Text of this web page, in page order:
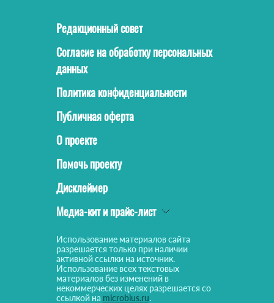
Редакционный совет
Согласие на обработку персональных
данных
Политика конфиденциальности
Публичная оферта
О проекте
Помочь проекту
Дисклеймер
Медиа-кит и прайс-лист
Использование материалов сайта
разрешается только при наличии
активной ссылки на источник.
Использование всех текстовых
материалов без изменений в
некоммерческих целях разрешается со
ссылкой на microbius.ru.